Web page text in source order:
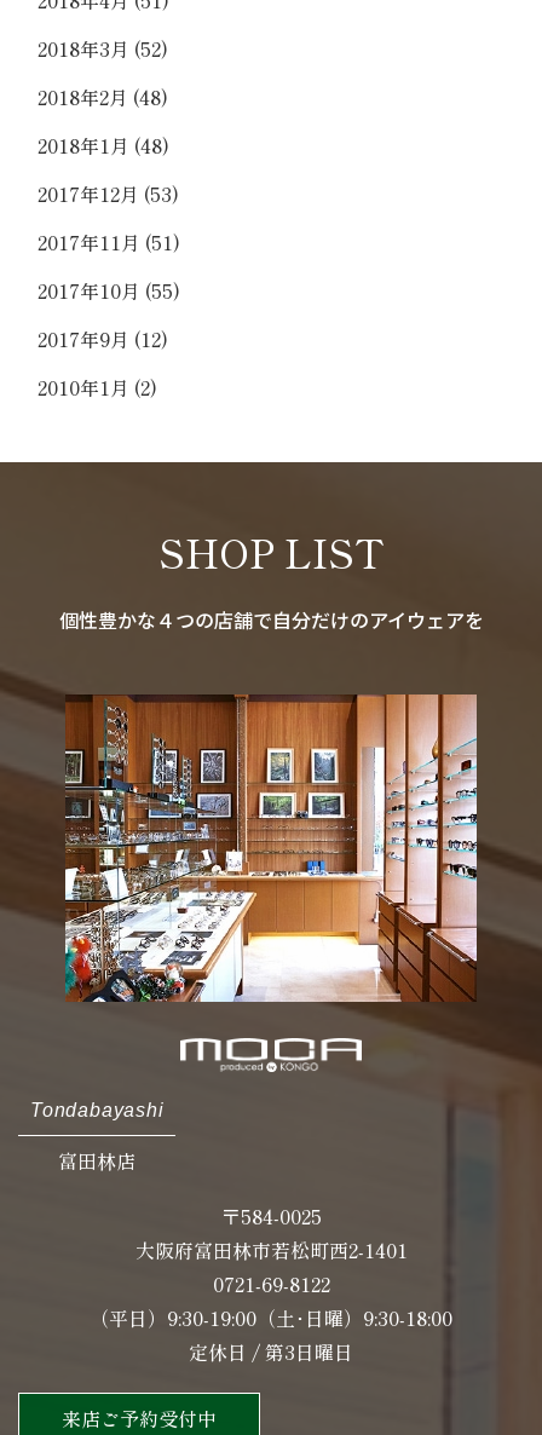
2018年3月 (52)
2018年2月 (48)
2018年1月 (48)
2017年12月 (53)
2017年11月 (51)
2017年10月 (55)
2017年9月 (12)
2010年1月 (2)
SHOP LIST
個性豊かな４つの店舗で自分だけのアイウェアを
Tondabayashi
富田林店
〒584-0025
大阪府富田林市若松町西2-1401
0721-69-8122
（平日）9:30-19:00（土･日曜）9:30-18:00
定休日 / 第3日曜日
来店ご予約受付中